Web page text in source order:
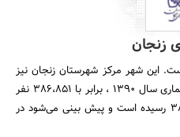
زنجان
این شهر مرکز شهرستان زنجان نیز
هست. جمعیت این شهر بر طبق سرشماری سال 1390 ، برابر با 386،851 نفر
بوده است و در سال 1391 به 388،796 رسیده است و پیش بینی می‌شود در